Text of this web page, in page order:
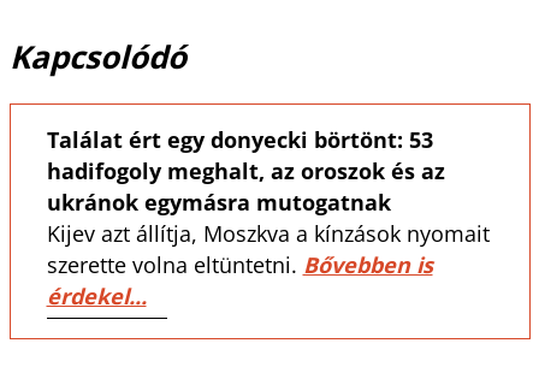
Kapcsolódó
Találat ért egy donyecki börtönt: 53
hadifogoly meghalt, az oroszok és az
ukránok egymásra mutogatnak
Kijev azt állítja, Moszkva a kínzások nyomait
szerette volna eltüntetni. Bővebben is
érdekel...